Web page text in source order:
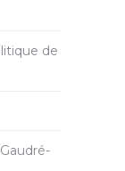
de